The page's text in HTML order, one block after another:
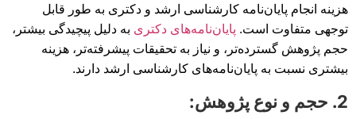
هزینه انجام پایان‌نامه کارشناسی ارشد و دکتری به طور قابل
توجهی متفاوت است. پایان‌نامه‌های دکتری به دلیل پیچیدگی بیشتر،
حجم پژوهش گسترده‌تر، و نیاز به تحقیقات پیشرفته‌تر، هزینه
بیشتری نسبت به پایان‌نامه‌های کارشناسی ارشد دارند.
2. حجم و نوع پژوهش: